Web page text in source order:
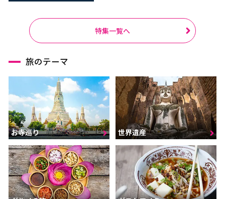
特集一覧へ
旅のテーマ
お寺巡り 世界遺産